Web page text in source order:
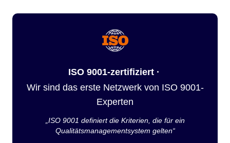
ISO 9001-zertifiziert ·
Wir sind das erste Netzwerk von ISO 9001-
Experten
„ISO 9001 definiert die Kriterien, die für ein
Qualitätsmanagementsystem gelten“